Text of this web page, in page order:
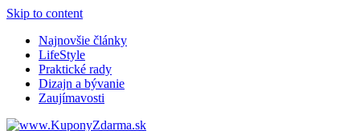
Skip to content
Najnovšie články
LifeStyle
Praktické rady
Dizajn a bývanie
Zaujímavosti